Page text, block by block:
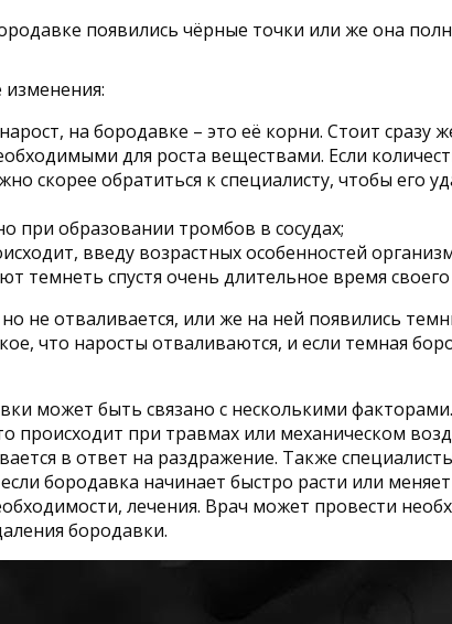
появились чёрные точки или же она
на бородавке – это её корни. Стоит
для роста веществами. Если
скорее обратиться к специалисту, чтобы его
при образовании тромбов в сосудах;
введу возрастных особенностей
темнеть спустя очень длительное время
не отваливается, или же на ней появились
что наросты отваливаются, и если темная
может быть связано с несколькими
происходит при травмах или механическом
в ответ на раздражение. Также
бородавка начинает быстро расти или
лечения. Врач может провести
бородавки.